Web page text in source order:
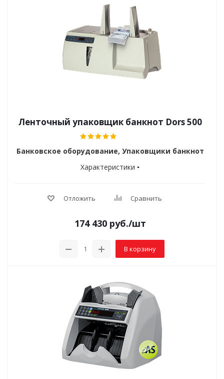
Ленточный упаковщик банкнот Dors 500
Банковское оборудование, Упаковщики банкнот
Характеристики
Отложить Сравнить
174 430руб./шт
В корзину